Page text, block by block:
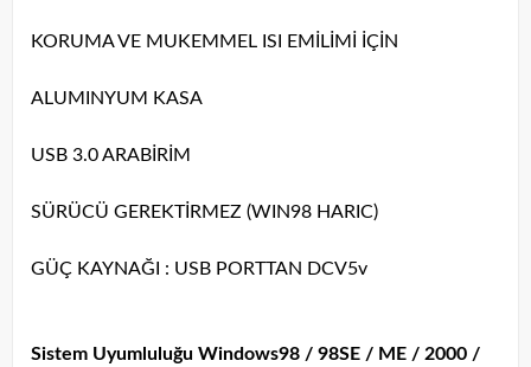
KORUMA VE MUKEMMEL ISI EMİLİMİ İÇİN
ALUMINYUM KASA
USB 3.0 ARABİRİM
SÜRÜCÜ GEREKTİRMEZ (WIN98 HARIC)
GÜÇ KAYNAĞI : USB PORTTAN DCV5v
Sistem Uyumluluğu Windows98 / 98SE / ME / 2000 /